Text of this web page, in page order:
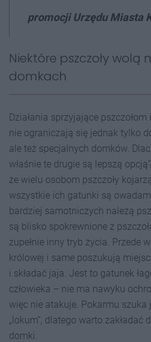
promocji Urzędu Miasta
Niektóre pszczoły wolą
domkach
Działania sprzyjające
nie ograniczają się jednak tylko
ale też specjalnych domków.
właśnie te drugie są lepszą
że wielu osobom pszczoły
wszystkie ich gatunki są
bardziej samotniczych należą
są blisko spokrewnione z
zupełnie inny tryb życia. Przede
królowej i same poszukują
i składać jaja. Jest to gatunek
człowieka – nie ma nawyku
więc nie atakuje. Pokarmu
„lokum”, dlatego warto zakładać
domki.